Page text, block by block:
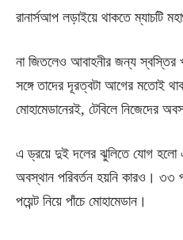
রানার্সআপ লড়াইয়ে থাকতে ম্যাচটি
না জিতলেও আবাহনীর জন্য স্বস্তির
সঙ্গে তাদের দূরত্বটা আগের মতোই
মোহামেডানেরই, টেবিলে নিজেদের
এ ড্রয়ে দুই দলের ঝুলিতে যোগ হলো
অবস্থান পরিবর্তন হয়নি কারও। ৩৩
পয়েন্ট নিয়ে পাঁচে মোহামেডান।